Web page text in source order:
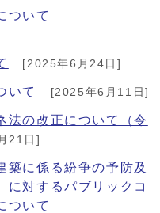
ついて
[2025年6月24日]
いて [2025年6月11日]
法の改正について（令
21日]
築に係る紛争の予防及
に対するパブリックコ
ついて